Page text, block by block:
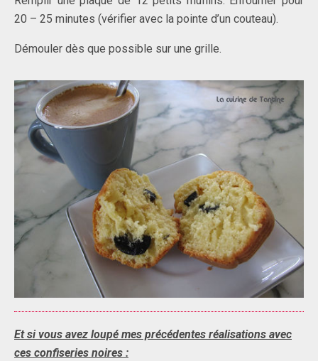
20 – 25 minutes (vérifier avec la pointe d’un couteau).
Démouler dès que possible sur une grille.
Et si vous avez loupé mes précédentes réalisations avec
ces confiseries noires :